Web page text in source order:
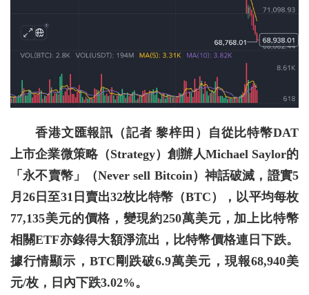
香港文匯報訊（記者 黎梓田）自從比特幣DAT
上市企業微策略（Strategy）創辦人Michael Saylor的
「永不賣幣」（Never sell Bitcoin）神話破滅，證實5
月26日至31日賣出32枚比特幣（BTC），以平均每枚
77,135美元的價格，變現約250萬美元，加上比特幣
相關ETF亦錄得大額淨流出，比特幣價格連日下跌。
據行情顯示，BTC剛跌破6.9萬美元，現報68,940美
元/枚，日內下跌3.02%。